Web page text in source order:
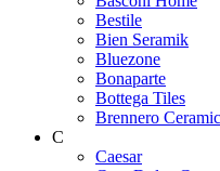
Bestile
Bien Seramik
Bluezone
Bonaparte
Bottega Tiles
Brennero
C
Caesar